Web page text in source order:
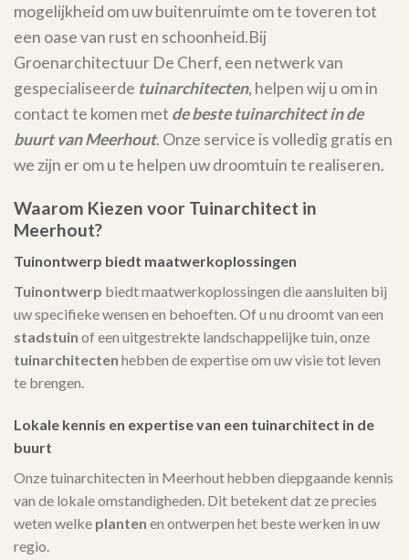
mogelijkheid om uw buitenruimte om te toveren tot
een oase van rust en schoonheid.Bij
Groenarchitectuur De Cherf, een netwerk van
gespecialiseerde tuinarchitecten, helpen wij u om in
contact te komen met de beste tuinarchitect in de
buurt van Meerhout. Onze service is volledig gratis en
we zijn er om u te helpen uw droomtuin te realiseren.
Waarom Kiezen voor Tuinarchitect in
Meerhout?
Tuinontwerp biedt maatwerkoplossingen
Tuinontwerp biedt maatwerkoplossingen die aansluiten bij
uw specifieke wensen en behoeften. Of u nu droomt van een
stadstuin of een uitgestrekte landschappelijke tuin, onze
tuinarchitecten hebben de expertise om uw visie tot leven
te brengen.
Lokale kennis en expertise van een tuinarchitect in de
buurt
Onze tuinarchitecten in Meerhout hebben diepgaande kennis
van de lokale omstandigheden. Dit betekent dat ze precies
weten welke planten en ontwerpen het beste werken in uw
regio.